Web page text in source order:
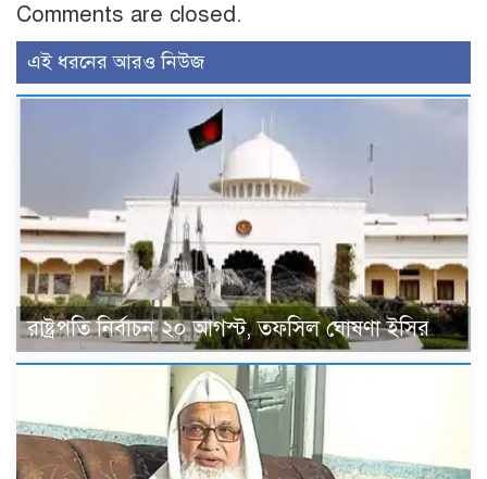
Comments are closed.
এই ধরনের আরও নিউজ
রাষ্ট্রপতি নির্বাচন ২০ আগস্ট, তফসিল ঘোষণা ইসির